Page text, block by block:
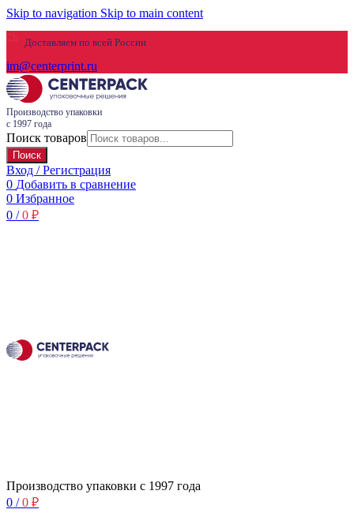
Skip to navigation Skip to main content
Доставляем по всей России
im@centerprint.ru
Производство упаковки
с 1997 года
Поиск товаров
Поиск
Вход / Регистрация
0 Добавить в сравнение
0 Избранное
0 / 0 ₽
Производство упаковки с 1997 года
0 / 0 ₽